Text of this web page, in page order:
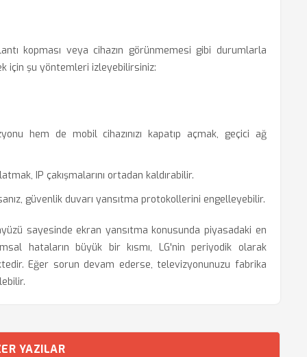
kopması veya cihazın görünmemesi gibi durumlarla
için şu yöntemleri izleyebilirsiniz:
hem de mobil cihazınızı kapatıp açmak, geçici ağ
IP çakışmalarını ortadan kaldırabilir.
güvenlik duvarı yansıtma protokollerini engelleyebilir.
sayesinde ekran yansıtma konusunda piyasadaki en
hataların büyük bir kısmı, LG'nin periyodik olarak
Eğer sorun devam ederse, televizyonunuzu fabrika
YAZILAR